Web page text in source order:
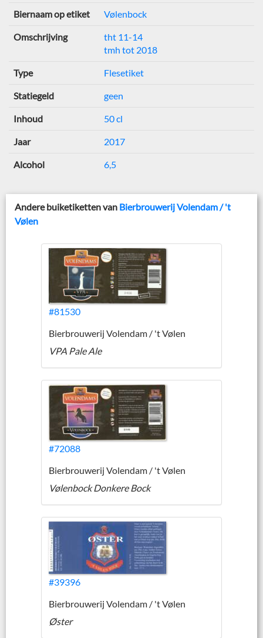
Biernaam op etiket Vølenbock
Omschrijving
tht 11-14
tmh tot 2018
Type Flesetiket
Statiegeld geen
Inhoud 50 cl
Jaar 2017
Alcohol 6,5
Andere buiketiketten van Bierbrouwerij Volendam / 't
Vølen
#81530
Bierbrouwerij Volendam / 't Vølen
VPA Pale Ale
#72088
Bierbrouwerij Volendam / 't Vølen
Vølenbock Donkere Bock
#39396
Bierbrouwerij Volendam / 't Vølen
Øster